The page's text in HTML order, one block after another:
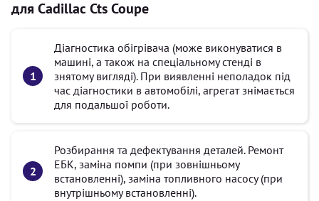
для Cadillac Cts Coupe
Діагностика обігрівача (може виконуватися в
машині, а також на спеціальному стенді в
знятому вигляді). При виявленні неполадок під
час діагностики в автомобілі, агрегат знімається
для подальшої роботи.
Розбирання та дефектування деталей. Ремонт
ЕБК, заміна помпи (при зовнішньому
встановленні), заміна топливного насосу (при
внутрішньому встановленні).